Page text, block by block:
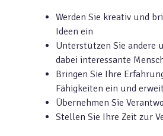
Werden Sie kreativ und
Ideen ein
Unterstützen Sie andere
dabei interessante
Bringen Sie Ihre
Fähigkeiten ein und
Übernehmen Sie
Stellen Sie Ihre Zeit zur